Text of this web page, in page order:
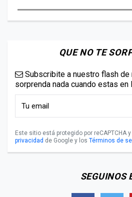
QUE NO TE
Subscribite a nuestro flash
sorprenda nada cuando estas en
Este sitio está protegido por reCAPTCHA
privacidad de Google y los Términos de
SEGUINOS